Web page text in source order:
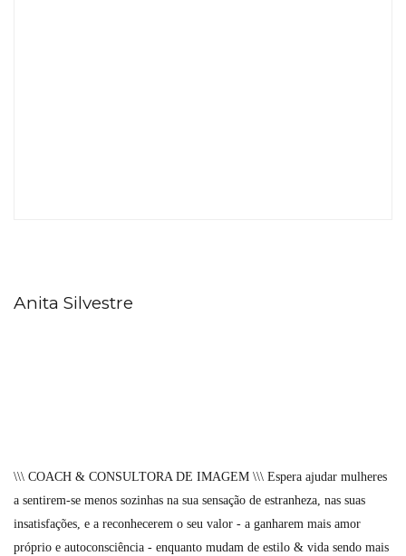
Anita Silvestre
\\\ COACH & CONSULTORA DE IMAGEM \\\ Espera ajudar mulheres
a sentirem-se menos sozinhas na sua sensação de estranheza, nas suas
insatisfações, e a reconhecerem o seu valor - a ganharem mais amor
próprio e autoconsciência - enquanto mudam de estilo & vida sendo mais